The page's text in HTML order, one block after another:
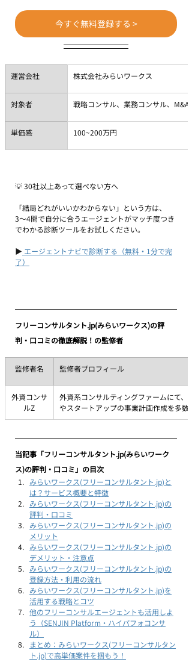
今すぐ無料登録する >
運営会社 株式会社みらいワークス
対象者 戦略コンサル、業務コンサル、
単価感 100~200万円
💡 30社以上あって選べない方へ
「結局どれがいいかわからない」という方は、
3〜4問で自分に合うエージェントがマッチ度つき
でわかる診断ツールをお試しください。
▶ エージェントナビで診断する（無料・1分で完
了）
フリーコンサルタント.jp(みらいワークス)の評
判・口コミの徹底解説！の監修者
監修者名 監修者プロフィール
外資コンサ
ルZ
外資系コンサルティングファームにて
やスタートアップの事業計画作成を多数
当記事「フリーコンサルタント.jp(みらいワーク
ス)の評判・口コミ」の目次
みらいワークス(フリーコンサルタント.jp)と
は？サービス概要と特徴
みらいワークス(フリーコンサルタント.jp)の
評判・口コミ
みらいワークス(フリーコンサルタント.jp)の
メリット
みらいワークス(フリーコンサルタント.jp)の
デメリット・注意点
みらいワークス(フリーコンサルタント.jp)の
登録方法・利用の流れ
みらいワークス(フリーコンサルタント.jp)を
活用する戦略とコツ
他のフリーコンサルエージェントも活用しよ
う（SENJIN Platform・ハイパフォコンサ
ル）
まとめ：みらいワークス(フリーコンサルタン
ト.jp)で高単価案件を掴もう！